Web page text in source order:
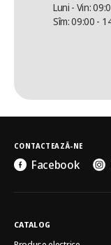
Luni - Vin:
Sîm: 09:00 -
CONTACTEAZĂ-NE
Facebook
CATALOG